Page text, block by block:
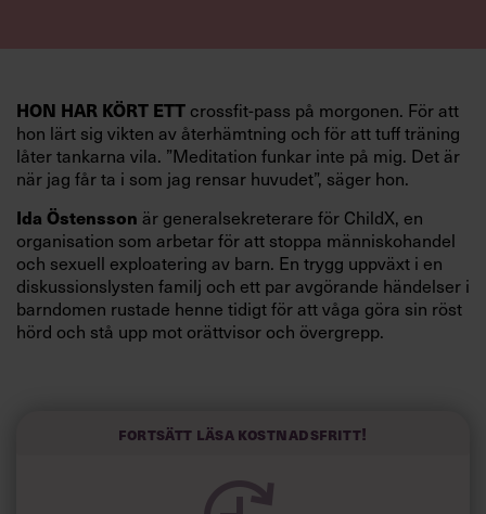
HON HAR KÖRT ETT crossfit-pass på morgonen. För att
hon lärt sig vikten av återhämtning och för att tuff träning
låter tankarna vila. ”Meditation funkar inte på mig. Det är
när jag får ta i som jag rensar huvudet”, säger hon.
Ida Östensson är generalsekreterare för ChildX, en
organisation som arbetar för att stoppa människohandel
och sexuell exploatering av barn. En trygg uppväxt i en
diskussionslysten familj och ett par avgörande händelser i
barndomen rustade henne tidigt för att våga göra sin röst
hörd och stå upp mot orättvisor och övergrepp.
”Jag ältar inte problem, jag löser dem”, säger hon.
Fortsätt läsa kostnadsfritt!